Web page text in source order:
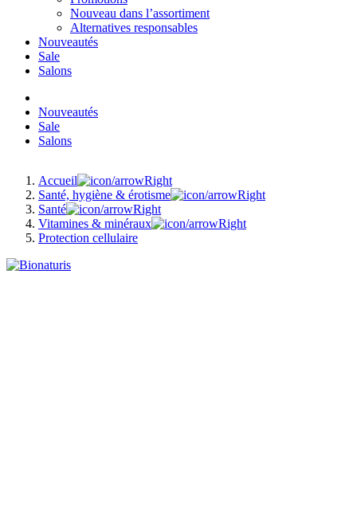
Nouveau dans l’assortiment
Alternatives responsables
Nouveautés
Sale
Salons
Nouveautés
Sale
Salons
Accueil
Santé, hygiène & érotisme
Santé
Vitamines & minéraux
Protection cellulaire